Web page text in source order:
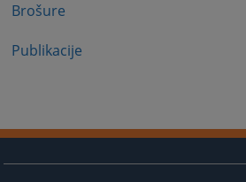
Brošure
Publikacije